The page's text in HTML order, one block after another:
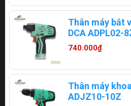
Thân máy bắt
DCA ADPL02-
740.000₫
Thân máy
ADJZ10-10Z